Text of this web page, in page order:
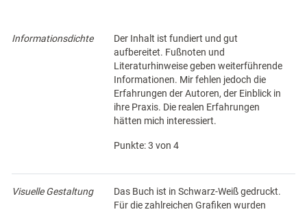
Informationsdichte
Der Inhalt ist fundiert und gut
aufbereitet. Fußnoten und
Literaturhinweise geben weiterführende
Informationen. Mir fehlen jedoch die
Erfahrungen der Autoren, der Einblick in
ihre Praxis. Die realen Erfahrungen
hätten mich interessiert.
Punkte: 3 von 4
Visuelle Gestaltung
Das Buch ist in Schwarz-Weiß gedruckt.
Für die zahlreichen Grafiken wurden